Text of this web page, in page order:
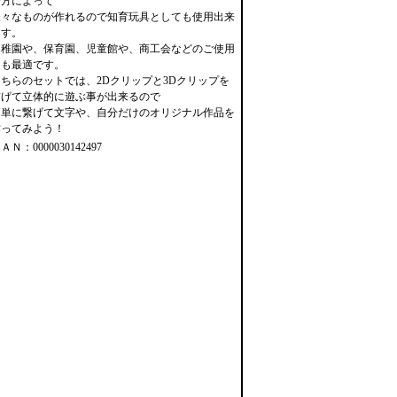
なものが作れるので知育玩具としても使用出来
。
園や、保育園、児童館や、商工会などのご使用
最適です。
らのセットでは、2Dクリップと3Dクリップを
て立体的に遊ぶ事が出来るので
に繋げて文字や、自分だけのオリジナル作品を
てみよう！
Ｎ：0000030142497